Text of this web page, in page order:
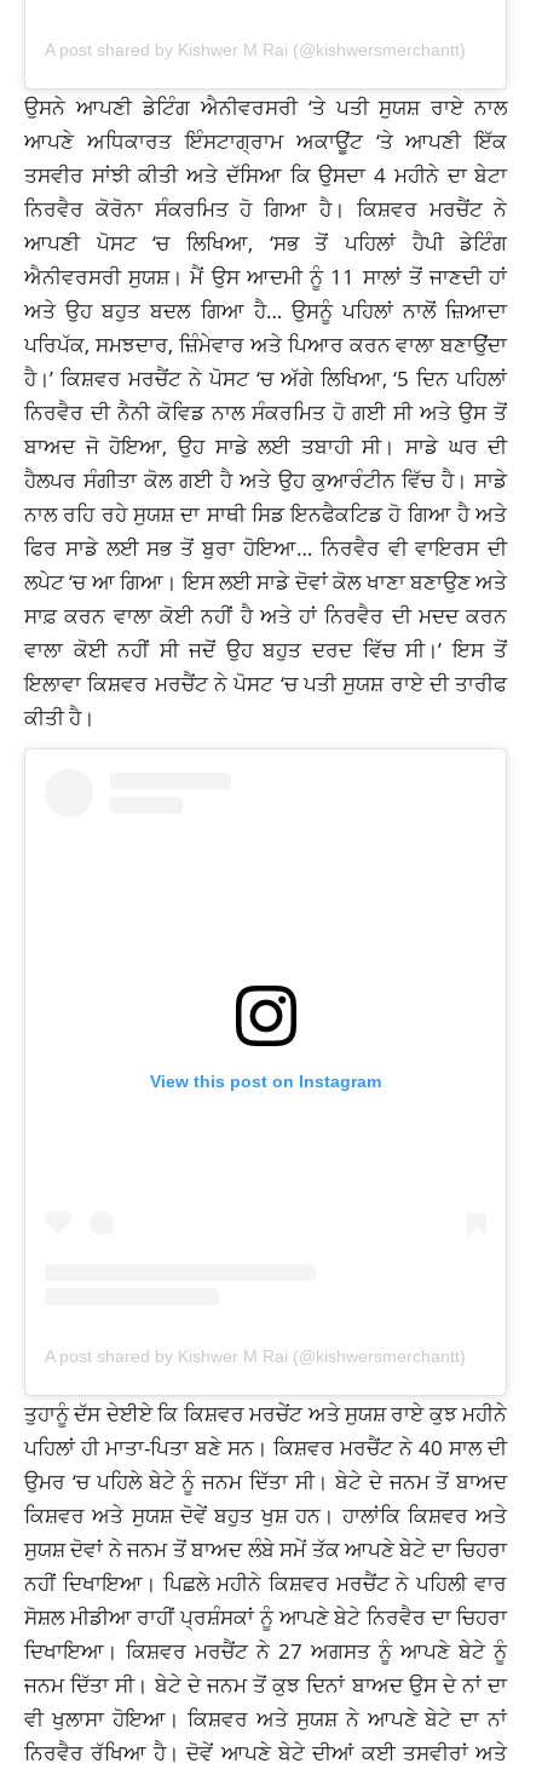
A post shared by Kishwer M Rai (@kishwersmerchantt)
ਉਸਨੇ ਆਪਣੀ ਡੇਟਿੰਗ ਐਨੀਵਰਸਰੀ ‘ਤੇ ਪਤੀ ਸੁਯਸ਼ ਰਾਏ ਨਾਲ
ਆਪਣੇ ਅਧਿਕਾਰਤ ਇੰਸਟਾਗ੍ਰਾਮ ਅਕਾਊਂਟ ‘ਤੇ ਆਪਣੀ ਇੱਕ
ਤਸਵੀਰ ਸਾਂਝੀ ਕੀਤੀ ਅਤੇ ਦੱਸਿਆ ਕਿ ਉਸਦਾ 4 ਮਹੀਨੇ ਦਾ ਬੇਟਾ
ਨਿਰਵੈਰ ਕੋਰੋਨਾ ਸੰਕਰਮਿਤ ਹੋ ਗਿਆ ਹੈ। ਕਿਸ਼ਵਰ ਮਰਚੈਂਟ ਨੇ
ਆਪਣੀ ਪੋਸਟ ‘ਚ ਲਿਖਿਆ, ‘ਸਭ ਤੋਂ ਪਹਿਲਾਂ ਹੈਪੀ ਡੇਟਿੰਗ
ਐਨੀਵਰਸਰੀ ਸੁਯਸ਼। ਮੈਂ ਉਸ ਆਦਮੀ ਨੂੰ 11 ਸਾਲਾਂ ਤੋਂ ਜਾਣਦੀ ਹਾਂ
ਅਤੇ ਉਹ ਬਹੁਤ ਬਦਲ ਗਿਆ ਹੈ… ਉਸਨੂੰ ਪਹਿਲਾਂ ਨਾਲੋਂ ਜ਼ਿਆਦਾ
ਪਰਿਪੱਕ, ਸਮਝਦਾਰ, ਜ਼ਿੰਮੇਵਾਰ ਅਤੇ ਪਿਆਰ ਕਰਨ ਵਾਲਾ ਬਣਾਉਂਦਾ
ਹੈ।’ ਕਿਸ਼ਵਰ ਮਰਚੈਂਟ ਨੇ ਪੋਸਟ ‘ਚ ਅੱਗੇ ਲਿਖਿਆ, ‘5 ਦਿਨ ਪਹਿਲਾਂ
ਨਿਰਵੈਰ ਦੀ ਨੈਨੀ ਕੋਵਿਡ ਨਾਲ ਸੰਕਰਮਿਤ ਹੋ ਗਈ ਸੀ ਅਤੇ ਉਸ ਤੋਂ
ਬਾਅਦ ਜੋ ਹੋਇਆ, ਉਹ ਸਾਡੇ ਲਈ ਤਬਾਹੀ ਸੀ। ਸਾਡੇ ਘਰ ਦੀ
ਹੈਲਪਰ ਸੰਗੀਤਾ ਕੋਲ ਗਈ ਹੈ ਅਤੇ ਉਹ ਕੁਆਰੰਟੀਨ ਵਿੱਚ ਹੈ। ਸਾਡੇ
ਨਾਲ ਰਹਿ ਰਹੇ ਸੁਯਸ਼ ਦਾ ਸਾਥੀ ਸਿਡ ਇਨਫੈਕਟਿਡ ਹੋ ਗਿਆ ਹੈ ਅਤੇ
ਫਿਰ ਸਾਡੇ ਲਈ ਸਭ ਤੋਂ ਬੁਰਾ ਹੋਇਆ… ਨਿਰਵੈਰ ਵੀ ਵਾਇਰਸ ਦੀ
ਲਪੇਟ ‘ਚ ਆ ਗਿਆ। ਇਸ ਲਈ ਸਾਡੇ ਦੋਵਾਂ ਕੋਲ ਖਾਣਾ ਬਣਾਉਣ ਅਤੇ
ਸਾਫ਼ ਕਰਨ ਵਾਲਾ ਕੋਈ ਨਹੀਂ ਹੈ ਅਤੇ ਹਾਂ ਨਿਰਵੈਰ ਦੀ ਮਦਦ ਕਰਨ
ਵਾਲਾ ਕੋਈ ਨਹੀਂ ਸੀ ਜਦੋਂ ਉਹ ਬਹੁਤ ਦਰਦ ਵਿੱਚ ਸੀ।’ ਇਸ ਤੋਂ
ਇਲਾਵਾ ਕਿਸ਼ਵਰ ਮਰਚੈਂਟ ਨੇ ਪੋਸਟ ‘ਚ ਪਤੀ ਸੁਯਸ਼ ਰਾਏ ਦੀ ਤਾਰੀਫ
ਕੀਤੀ ਹੈ।
View this post on Instagram
A post shared by Kishwer M Rai (@kishwersmerchantt)
ਤੁਹਾਨੂੰ ਦੱਸ ਦੇਈਏ ਕਿ ਕਿਸ਼ਵਰ ਮਰਚੇਂਟ ਅਤੇ ਸੁਯਸ਼ ਰਾਏ ਕੁਝ ਮਹੀਨੇ
ਪਹਿਲਾਂ ਹੀ ਮਾਤਾ-ਪਿਤਾ ਬਣੇ ਸਨ। ਕਿਸ਼ਵਰ ਮਰਚੈਂਟ ਨੇ 40 ਸਾਲ ਦੀ
ਉਮਰ ‘ਚ ਪਹਿਲੇ ਬੇਟੇ ਨੂੰ ਜਨਮ ਦਿੱਤਾ ਸੀ। ਬੇਟੇ ਦੇ ਜਨਮ ਤੋਂ ਬਾਅਦ
ਕਿਸ਼ਵਰ ਅਤੇ ਸੁਯਸ਼ ਦੋਵੇਂ ਬਹੁਤ ਖੁਸ਼ ਹਨ। ਹਾਲਾਂਕਿ ਕਿਸ਼ਵਰ ਅਤੇ
ਸੁਯਸ਼ ਦੋਵਾਂ ਨੇ ਜਨਮ ਤੋਂ ਬਾਅਦ ਲੰਬੇ ਸਮੇਂ ਤੱਕ ਆਪਣੇ ਬੇਟੇ ਦਾ ਚਿਹਰਾ
ਨਹੀਂ ਦਿਖਾਇਆ। ਪਿਛਲੇ ਮਹੀਨੇ ਕਿਸ਼ਵਰ ਮਰਚੈਂਟ ਨੇ ਪਹਿਲੀ ਵਾਰ
ਸੋਸ਼ਲ ਮੀਡੀਆ ਰਾਹੀਂ ਪ੍ਰਸ਼ੰਸਕਾਂ ਨੂੰ ਆਪਣੇ ਬੇਟੇ ਨਿਰਵੈਰ ਦਾ ਚਿਹਰਾ
ਦਿਖਾਇਆ। ਕਿਸ਼ਵਰ ਮਰਚੈਂਟ ਨੇ 27 ਅਗਸਤ ਨੂੰ ਆਪਣੇ ਬੇਟੇ ਨੂੰ
ਜਨਮ ਦਿੱਤਾ ਸੀ। ਬੇਟੇ ਦੇ ਜਨਮ ਤੋਂ ਕੁਝ ਦਿਨਾਂ ਬਾਅਦ ਉਸ ਦੇ ਨਾਂ ਦਾ
ਵੀ ਖੁਲਾਸਾ ਹੋਇਆ। ਕਿਸ਼ਵਰ ਅਤੇ ਸੁਯਸ਼ ਨੇ ਆਪਣੇ ਬੇਟੇ ਦਾ ਨਾਂ
ਨਿਰਵੈਰ ਰੱਖਿਆ ਹੈ। ਦੋਵੇਂ ਆਪਣੇ ਬੇਟੇ ਦੀਆਂ ਕਈ ਤਸਵੀਰਾਂ ਅਤੇ